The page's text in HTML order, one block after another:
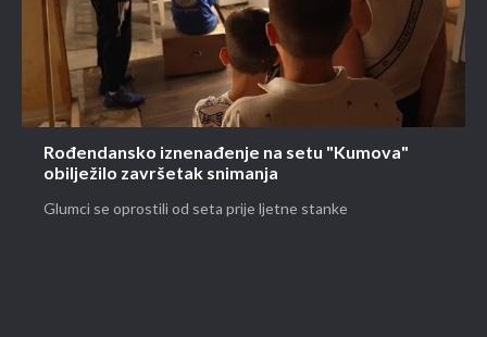
Rođendansko iznenađenje na setu "Kumova"
obilježilo završetak snimanja
Glumci se oprostili od seta prije ljetne stanke